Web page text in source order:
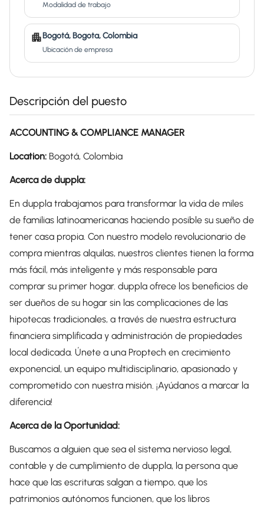
Modalidad de trabajo
Bogotá, Bogota, Colombia
Ubicación de empresa
Descripción del puesto
ACCOUNTING & COMPLIANCE MANAGER
Location: Bogotá, Colombia
Acerca de duppla:
En duppla trabajamos para transformar la vida de miles
de familias latinoamericanas haciendo posible su sueño de
tener casa propia. Con nuestro modelo revolucionario de
compra mientras alquilas, nuestros clientes tienen la forma
más fácil, más inteligente y más responsable para
comprar su primer hogar. duppla ofrece los beneficios de
ser dueños de su hogar sin las complicaciones de las
hipotecas tradicionales, a través de nuestra estructura
financiera simplificada y administración de propiedades
local dedicada. Únete a una Proptech en crecimiento
exponencial, un equipo multidisciplinario, apasionado y
comprometido con nuestra misión. ¡Ayúdanos a marcar la
diferencia!
Acerca de la Oportunidad:
Buscamos a alguien que sea el sistema nervioso legal,
contable y de cumplimiento de duppla, la persona que
hace que las escrituras salgan a tiempo, que los
patrimonios autónomos funcionen, que los libros